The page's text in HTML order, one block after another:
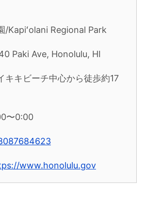
/Kapiʻolani Regional Park
Ave, Honolulu, HI
キビーチ中心から徒歩約17
〜0:00
www.honolulu.gov